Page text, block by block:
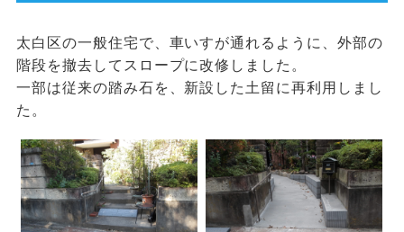
太白区の一般住宅で、車いすが通れるように、外部の
階段を撤去してスロープに改修しました。
一部は従来の踏み石を、新設した土留に再利用しまし
た。